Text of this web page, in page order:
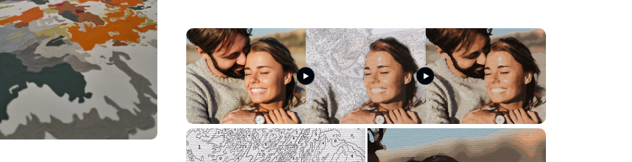
10.
médiafájl
megnyitása
galérianézetben